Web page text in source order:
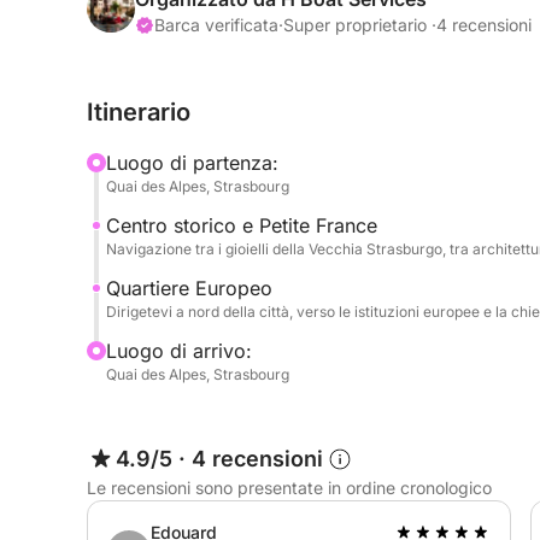
uniche sui tesori della capitale alsaziana. Il ritmo
Ciò che rende unica questa esperienza è la
un'uscita romantica, un momento in famiglia o
potrete arricchire la vostra crociera con un
€). Il capitano, cordiale e discreto, adatterà la
intimo e decisamente chic per riscoprire
Barca verificata·Super proprietario ·4 recensioni
Itinerario
Luogo di partenza:
Quai des Alpes, Strasbourg
Centro storico e Petite France
Navigazione tra i gioielli della Vecchia Strasburgo, tra
Quartiere Europeo
Dirigetevi a nord della città, verso le istituzioni europee e la
Luogo di arrivo:
Quai des Alpes, Strasbourg
4.9/5 · 4 recensioni
Le recensioni sono presentate in ordine cronologico
Edouard